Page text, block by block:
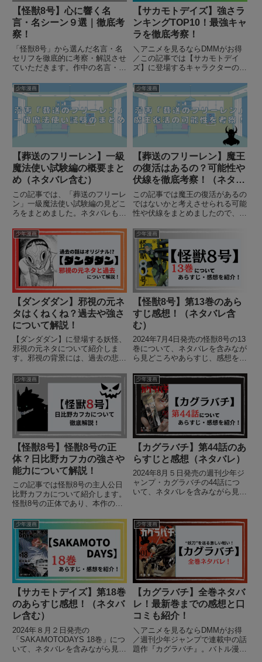
【怪獣8号】心に響く名
言・名シーン９選｜徹底考
察！
「怪獣8号」から選んだ名言・名
セリフを徹底的に考察・解説させ
ていただきます。作中の名言・名
せられるものばかりです。登場人
物の発言の意図を読み取り、詳し
く解説します。
【サカモトデイズ】強さラ
ンキングTOP10！最強キャ
ラを徹底考察！
＼アニメを見るならDMMがお得
／この記事では【サカモトデイ
ズ】に登場するキャラクターの強
発表します。それぞれの強さや特
徴的な武器について詳しく解説し
ます。漫画版の各キャラの強さラ
ンキングですのネタバレを含みま
す...
少年漫画
【葬送のフリーレン】一級
魔法使い試験編の概要まと
め（ネタバレ含む）
この記事では、「葬送のフリーレ
ン」一級魔法使い試験編の見どこ
ろをまとめました。ネタバレも含
きたい、一度読んだけど復習して
おきたいというかたは是非読んで
みてください。また、アニメでも
「葬送のフリーレン」第二クール
の一級魔法使い試験編が始まりま
すのでお見逃しなく。
少年漫画
【葬送のフリーレン】魔王
の復活はあるの？可能性や
伏線を徹底考察！（ネタバ
レ）
この記事では魔王の復活があるの
ではないかと考えさせられる可能
性や伏線をまとめましたので、こ
っていくこともあり、物語が面白
くなること間違いありません！
（ネタバレが含まれています）
少年漫画
【ダンダダン】邪視の元ネ
タはくねくね？過去や強さ
について解説！
【ダンダダン】に登場する妖怪、
邪視の元ネタについて紹介しま
す。邪視の背景には、過去の悲劇
織り交ぜられています。邪視がど
のようにして誕生し、鬼頭一族へ
の復讐に燃える妖怪になったの
か、そしてその元ネタとなる伝説
や神...
少年漫画
【怪獣8号】第13巻のあら
すじ感想！（ネタバレ含
む）
2024年7月4日発売の怪獣8号の13
巻について、ネタバレを含みなが
ら見どころやあらすじ、感想を紹
少年漫画
【怪獣8号】怪獣8号の正
体？日比野カフカの強さや
能力について解説！
この記事では怪獣8号の主人公日
比野カフカについて紹介します。
怪獣8号の正体であり、本作の主
説します。（ネタバレ含む）
少年漫画
【カグラバチ】第44話のあ
らすじと感想（ネタバレ）
2024年8月５日発売の週刊少年ジ
ャンプ・カグラバチの44話につ
いて、ネタバレを含みながら見ど
少年漫画
【サカモトデイズ】第18巻
のあらすじ感想！（ネタバ
レ含む）
2024年８月２日発売の
「SAKAMOTODAYS 18巻」につ
いて、ネタバレを含みながら見ど
少年漫画
【カグラバチ】全巻ネタバ
レ！最新巻までの感想と口
コミも紹介！
＼アニメを見るならDMMがお得
／週刊少年ジャンプで連載中の話
題作『カグラバチ』。バトル漫画